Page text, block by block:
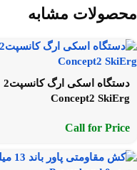
محصولات مشابه
دستگاه اسکی ارگ کانسپت2
Concept2 SkiErg
Call for Price